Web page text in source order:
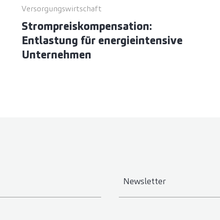
Versorgungswirtschaft
Strompreiskompensation:
Entlastung für energieintensive
Unternehmen
Newsletter